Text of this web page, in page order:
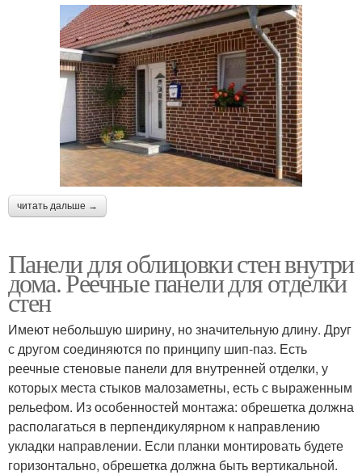
читать дальше →
Панели для облицовки стен внутри
дома. Реечные панели для отделки
стен
Имеют небольшую ширину, но значительную длину. Друг
с другом соединяются по принципу шип-паз. Есть
реечные стеновые панели для внутренней отделки, у
которых места стыков малозаметны, есть с выраженным
рельефом. Из особенностей монтажа: обрешетка должна
располагаться в перпендикулярном к направлению
укладки направлении. Если планки монтировать будете
горизонтально, обрешетка должна быть вертикальной.